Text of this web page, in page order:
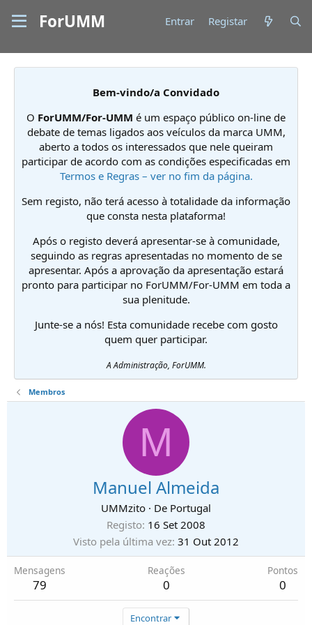
ForUMM Entrar Registar
Bem-vindo/a Convidado
O ForUMM/For-UMM é um espaço público on-line de
debate de temas ligados aos veículos da marca UMM,
aberto a todos os interessados que nele queiram
participar de acordo com as condições especificadas em
Termos e Regras – ver no fim da página.
Sem registo, não terá acesso à totalidade da informação
que consta nesta plataforma!
Após o registo deverá apresentar-se à comunidade,
seguindo as regras apresentadas no momento de se
apresentar. Após a aprovação da apresentação estará
pronto para participar no ForUMM/For-UMM em toda a
sua plenitude.
Junte-se a nós! Esta comunidade recebe com gosto
quem quer participar.
A Administração, ForUMM.
Membros
M
Manuel Almeida
UMMzito · De Portugal
Registo 16 Set 2008
Visto pela última vez 31 Out 2012
Mensagens
79
Reações
0
Pontos
0
Encontrar